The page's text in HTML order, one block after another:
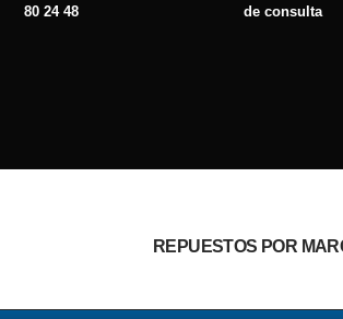
80 24 48
de consulta
REPUESTOS POR